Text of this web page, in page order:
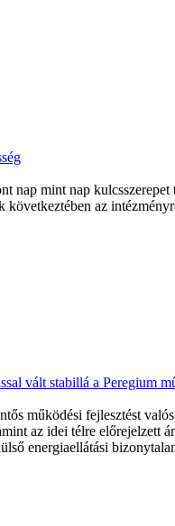
nap mint nap
következtében az
vált stabillá a Peregium
működési fejlesztést
az idei télre előrejelzett
energiaellátási